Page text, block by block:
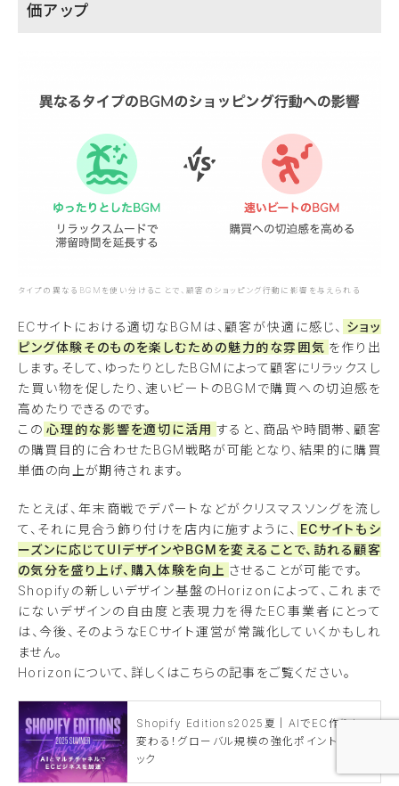
価アップ
タイプの異なるBGMを使い分けることで、顧客のショッピング行動に影響を与えられる
ECサイトにおける適切なBGMは、顧客が快適に感じ、 ショッ
ピング体験そのものを楽しむための魅力的な雰囲気 を作り出
します。そして、ゆったりとしたBGMによって顧客にリラックスし
た買い物を促したり、速いビートのBGMで購買への切迫感を
高めたりできるのです。
この 心理的な影響を適切に活用 すると、商品や時間帯、顧客
の購買目的に合わせたBGM戦略が可能となり、結果的に購買
単価の向上が期待されます。
たとえば、年末商戦でデパートなどがクリスマスソングを流し
て、それに見合う飾り付けを店内に施すように、 ECサイトもシ
ーズンに応じてUIデザインやBGMを変えることで、訪れる顧客
の気分を盛り上げ、購入体験を向上 させることが可能です。
Shopifyの新しいデザイン基盤のHorizonによって、これまで
にないデザインの自由度と表現力を得たEC事業者にとって
は、今後、そのようなECサイト運営が常識化していくかもしれ
ません。
Horizonについて、詳しくはこちらの記事をご覧ください。
Shopify Editions2025夏｜AIでEC作りも
変わる！グローバル規模の強化ポイントをチェ
ック